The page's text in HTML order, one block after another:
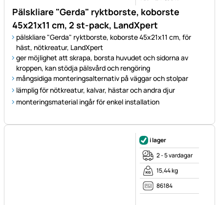
45x21x11 cm, 2 st-pack, LandXpert
pälskliare "Gerda" ryktborste, koborste 45x21x11 cm, för
häst, nötkreatur, LandXpert
ger möjlighet att skrapa, borsta huvudet och sidorna av
kroppen, kan stödja pälsvård och rengöring
mångsidiga monteringsalternativ på väggar och stolpar
lämplig för nötkreatur, kalvar, hästar och andra djur
monteringsmaterial ingår för enkel installation
15,44 kg
86184
1 069kr